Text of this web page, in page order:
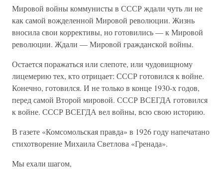
Мировой войны коммунисты в СССР ждали чуть ли не
как самой вожделенной Мировой революции. Жизнь
вносила свои коррективы, но готовились — к Мировой
революции. Ждали — Мировой гражданской войны.
Остается поражаться или слепоте, или чудовищному
лицемерию тех, кто отрицает: СССР готовился к войне.
Конечно, готовился. И не только в конце 1930-х годов,
перед самой Второй мировой. СССР ВСЕГДА готовился
к войне. СССР ВСЕГДА вел войны, всю свою историю.
В газете «Комсомольская правда» в 1926 году напечатано
стихотворение Михаила Светлова «Гренада».
Мы ехали шагом,